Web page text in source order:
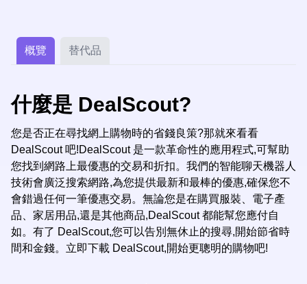
概覽 替代品
什麼是 DealScout?
您是否正在尋找網上購物時的省錢良策?那就來看看
DealScout 吧!DealScout 是一款革命性的應用程式,可幫助
您找到網路上最優惠的交易和折扣。我們的智能聊天機器人
技術會廣泛搜索網路,為您提供最新和最棒的優惠,確保您不
會錯過任何一筆優惠交易。無論您是在購買服裝、電子產
品、家居用品,還是其他商品,DealScout 都能幫您應付自
如。有了 DealScout,您可以告別無休止的搜尋,開始節省時
間和金錢。立即下載 DealScout,開始更聰明的購物吧!